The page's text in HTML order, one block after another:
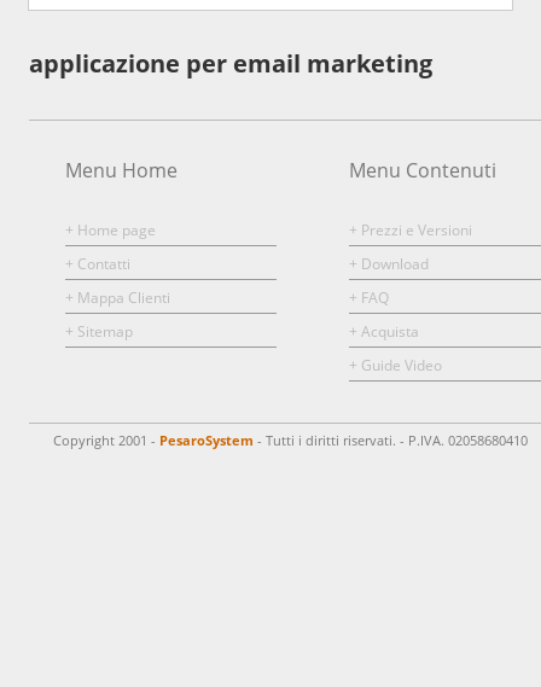
applicazione per email marketing
Menu Home
+ Home page
+ Contatti
+ Mappa Clienti
+ Sitemap
Menu Contenuti
+ Prezzi e Versioni
+ Download
+ FAQ
+ Acquista
+ Guide Video
Copyright 2001 - PesaroSystem - Tutti i diritti riservati. - P.IVA. 02058680410